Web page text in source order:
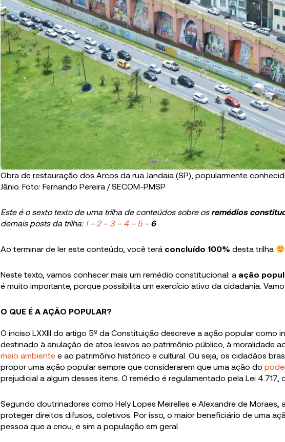
Obra de restauração dos Arcos da rua Jandaia (SP), popularmente
Jânio. Foto: Fernando Pereira / SECOM-PMSP
Este é o sexto texto de uma trilha de conteúdos sobre osremédios
demais posts da trilha: 1– 2– 3– 4– 5– 6
Ao terminar de ler este conteúdo, você terá concluído 100% desta trilha
Neste texto, vamos conhecer mais um remédio constitucional: a ação
é muito importante, porque possibilita um exercício ativo da cidadania.
O QUE É A AÇÃO POPULAR?
O inciso LXXIII do artigo 5º da Constituição descreve a ação popular como
destinado à anulação de atos lesivos ao patrimônio público, à moralidade
meio ambiente e ao patrimônio histórico e cultural. Ou seja, os cidadãos
propor uma ação popular sempre que considerarem que uma ação do
prejudicial a algum desses itens. O remédio é regulamentado pela Lei 4.717,
Segundo doutrinadores como Hely Lopes Meirelles e Alexandre de Moraes,
proteger direitos difusos, coletivos. Por isso, o maior beneficiário de uma
pessoa que a criou, e sim a população em geral.